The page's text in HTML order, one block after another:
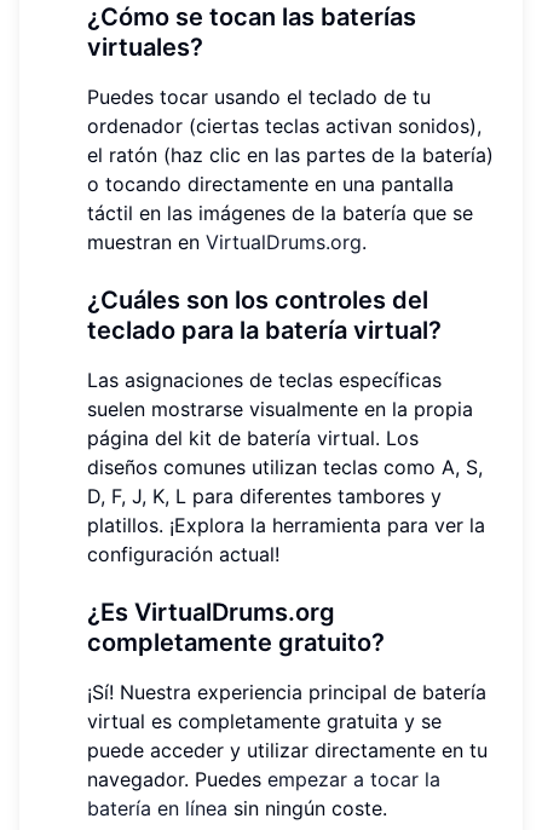
¿Cómo se tocan las baterías
virtuales?
Puedes tocar usando el teclado de tu
ordenador (ciertas teclas activan sonidos),
el ratón (haz clic en las partes de la batería)
o tocando directamente en una pantalla
táctil en las imágenes de la batería que se
muestran en VirtualDrums.org.
¿Cuáles son los controles del
teclado para la batería virtual?
Las asignaciones de teclas específicas
suelen mostrarse visualmente en la propia
página del kit de batería virtual. Los
diseños comunes utilizan teclas como A, S,
D, F, J, K, L para diferentes tambores y
platillos. ¡Explora la herramienta para ver la
configuración actual!
¿Es VirtualDrums.org
completamente gratuito?
¡Sí! Nuestra experiencia principal de batería
virtual es completamente gratuita y se
puede acceder y utilizar directamente en tu
navegador. Puedes empezar a tocar la
batería en línea sin ningún coste.